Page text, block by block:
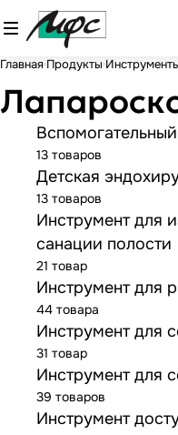
Главная Продукты
13 товаров
Детская
13 товаров
Инструмент для
санации полости
21 товар
Инструмент для
44 товара
Инструмент для
31 товар
Инструмент для
39 товаров
Инструмент